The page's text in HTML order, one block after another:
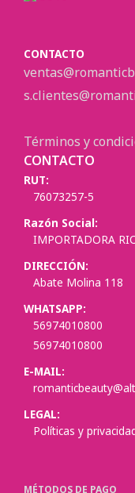
CONTACTO
Términos y
CONTACTO
RUT:
76073257-5
Razón Social:
IMPORTADORA
DIRECCIÓN:
Abate Molina 118
WHATSAPP:
56974010800
56974010800
E-MAIL:
LEGAL:
Políticas y
MÉTODOS DE PAGO